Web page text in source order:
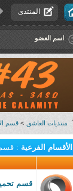
المنتدى
منتديات العاشق > قسم
الأقسام الفرعية : قسم
قسم